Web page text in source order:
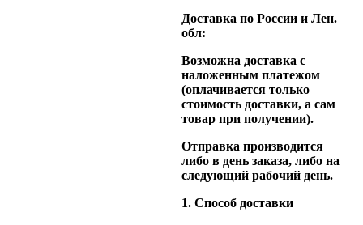
Доставка по России и Лен.
обл:
Возможна доставка с
наложенным платежом
(оплачивается только
стоимость доставки, а сам
товар при получении).
Отправка производится
либо в день заказа, либо на
следующий рабочий день.
1. Способ доставки